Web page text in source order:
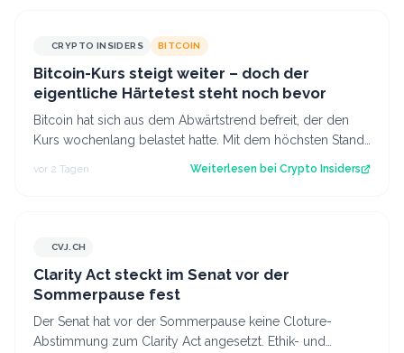
CRYPTO INSIDERS BITCOIN
Bitcoin-Kurs steigt weiter – doch der
eigentliche Härtetest steht noch bevor
Bitcoin hat sich aus dem Abwärtstrend befreit, der den
Kurs wochenlang belastet hatte. Mit dem höchsten Stand
vor 2 Tagen Weiterlesen bei Crypto Insiders
CVJ.CHCVJ.CH
Clarity Act steckt im Senat vor der
Sommerpause fest
Der Senat hat vor der Sommerpause keine Cloture-
Abstimmung zum Clarity Act angesetzt. Ethik- und